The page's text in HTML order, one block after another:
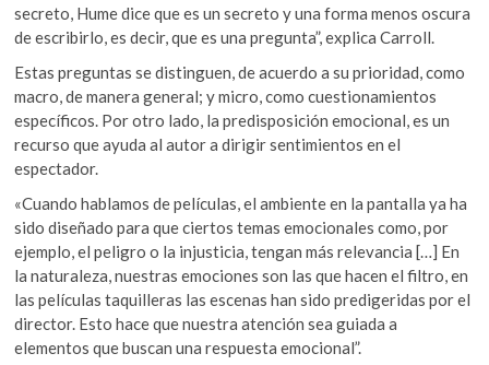
secreto, Hume dice que es un secreto y una forma menos oscura
de escribirlo, es decir, que es una pregunta”, explica Carroll.
Estas preguntas se distinguen, de acuerdo a su prioridad, como
macro, de manera general; y micro, como cuestionamientos
específicos. Por otro lado, la predisposición emocional, es un
recurso que ayuda al autor a dirigir sentimientos en el
espectador.
«Cuando hablamos de películas, el ambiente en la pantalla ya ha
sido diseñado para que ciertos temas emocionales como, por
ejemplo, el peligro o la injusticia, tengan más relevancia […] En
la naturaleza, nuestras emociones son las que hacen el filtro, en
las películas taquilleras las escenas han sido predigeridas por el
director. Esto hace que nuestra atención sea guiada a
elementos que buscan una respuesta emocional”.